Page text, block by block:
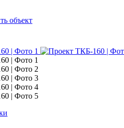
объект